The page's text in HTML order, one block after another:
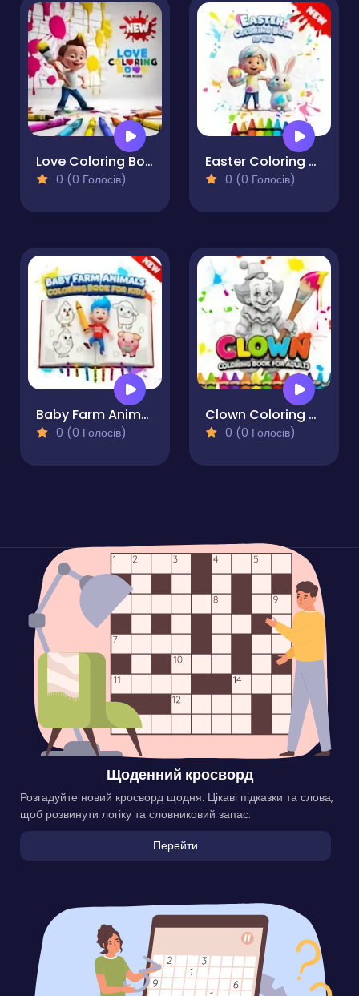
Love Coloring Book for Kids
0 (0 Голосів)
Easter Coloring Book for Kids
0 (0 Голосів)
Baby Farm Animals Coloring Book for Kids
0 (0 Голосів)
Clown Coloring Book for Adults
0 (0 Голосів)
Щоденний кросворд
Розгадуйте новий кросворд щодня. Цікаві підказки та слова,
щоб розвинути логіку та словниковий запас.
Перейти